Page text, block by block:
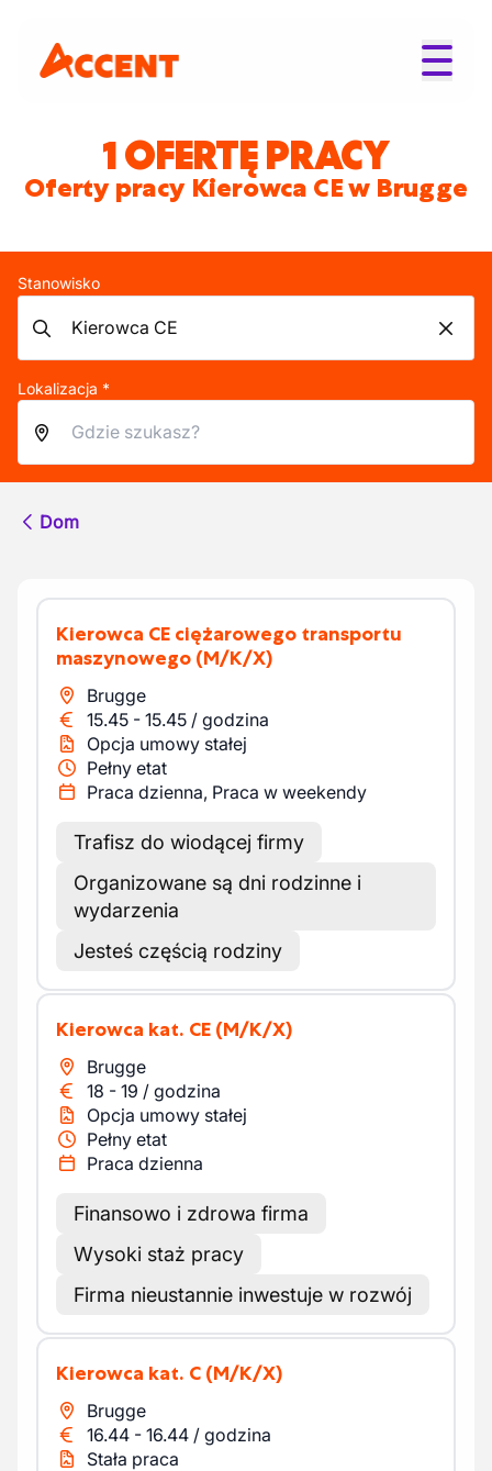
1 OFERTĘ PRACY
Oferty pracy Kierowca CE w Brugge
Stanowisko
Lokalizacja *
Dom
Kierowca CE ciężarowego transportu
maszynowego (M/K/X)
Brugge
15.45 - 15.45 / godzina
Opcja umowy stałej
Pełny etat
Praca dzienna, Praca w weekendy
Trafisz do wiodącej firmy
Organizowane są dni rodzinne i
wydarzenia
Jesteś częścią rodziny
Kierowca kat. CE (M/K/X)
Brugge
18 - 19 / godzina
Opcja umowy stałej
Pełny etat
Praca dzienna
Finansowo i zdrowa firma
Wysoki staż pracy
Firma nieustannie inwestuje w rozwój
Kierowca kat. C (M/K/X)
Brugge
16.44 - 16.44 / godzina
Stała praca